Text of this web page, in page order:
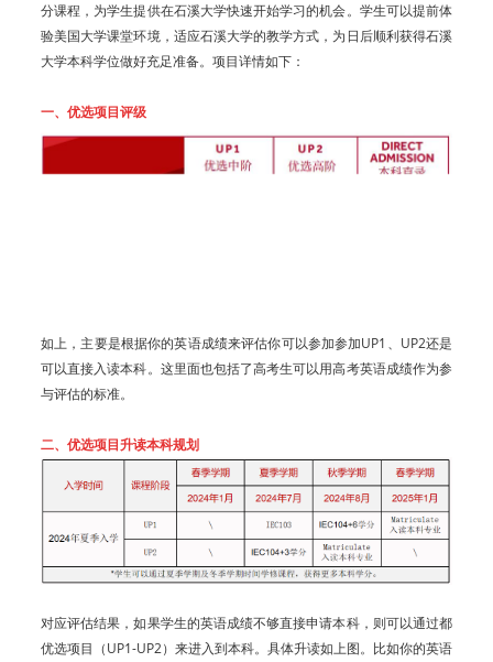
分课程，为学生提供在石溪大学快速开始学习的机会。学生可以提前体
验美国大学课堂环境，适应石溪大学的教学方式，为日后顺利获得石溪
大学本科学位做好充足准备。项目详情如下：
一、优选项目评级
如上，主要是根据你的英语成绩来评估你可以参加参加UP1、UP2还是
可以直接入读本科。这里面也包括了高考生可以用高考英语成绩作为参
与评估的标准。
二、优选项目升读本科规划
对应评估结果，如果学生的英语成绩不够直接申请本科，则可以通过都
优选项目（UP1-UP2）来进入到本科。具体升读如上图。比如你的英语